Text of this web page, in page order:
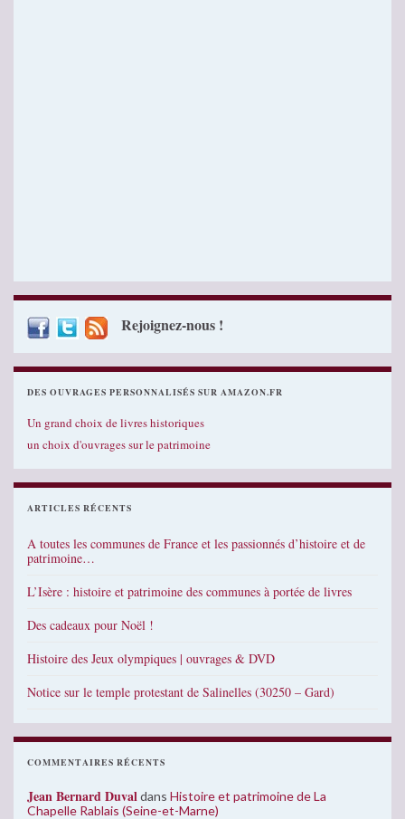
Rejoignez-nous !
DES OUVRAGES PERSONNALISÉS SUR AMAZON.FR
Un grand choix de livres historiques
un choix d'ouvrages sur le patrimoine
ARTICLES RÉCENTS
A toutes les communes de France et les passionnés d’histoire et de
patrimoine…
L’Isère : histoire et patrimoine des communes à portée de livres
Des cadeaux pour Noël !
Histoire des Jeux olympiques | ouvrages & DVD
Notice sur le temple protestant de Salinelles (30250 – Gard)
COMMENTAIRES RÉCENTS
Jean Bernard Duvaldans Histoire et patrimoine de La
Chapelle Rablais (Seine-et-Marne)